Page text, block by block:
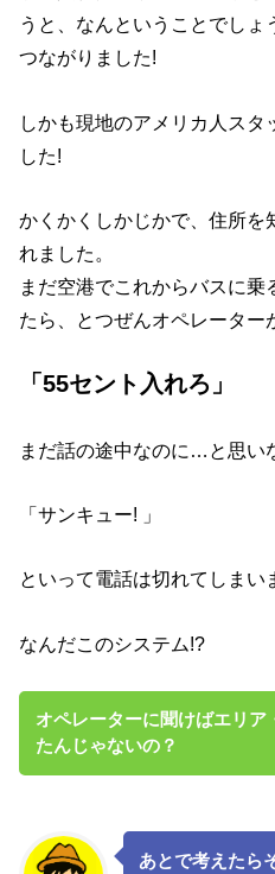
うと、なんということでしょ
つながりました!
しかも現地のアメリカ人スタ
した!
かくかくしかじかで、住所を
れました。
まだ空港でこれからバスに
たら、とつぜんオペレーター
「55セント入れろ」
まだ話の途中なのに…と思い
「サンキュー! 」
といって電話は切れてしまい
なんだこのシステム!?
オペレーターに聞けばエリア
たんじゃないの？
あとで考えたら